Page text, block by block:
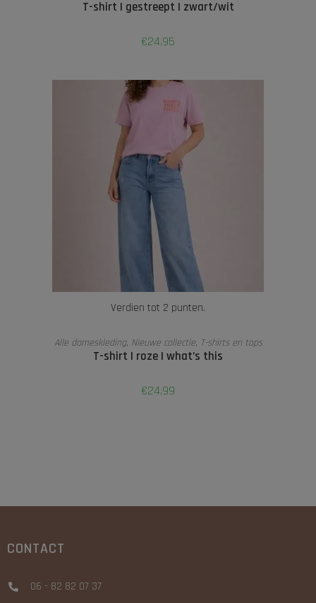
T-shirt | gestreept | zwart/wit
€24,95
Verdien tot 2 punten.
OPTIES SELECTEREN
Alle dameskleding, Nieuwe collectie, T-shirts en tops
T-shirt | roze | what’s this
€24,99
CONTACT
06 - 82 82 07 37